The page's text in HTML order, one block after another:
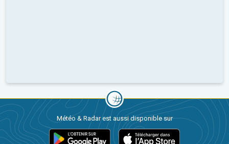
Météo & Radar est aussi disponible sur